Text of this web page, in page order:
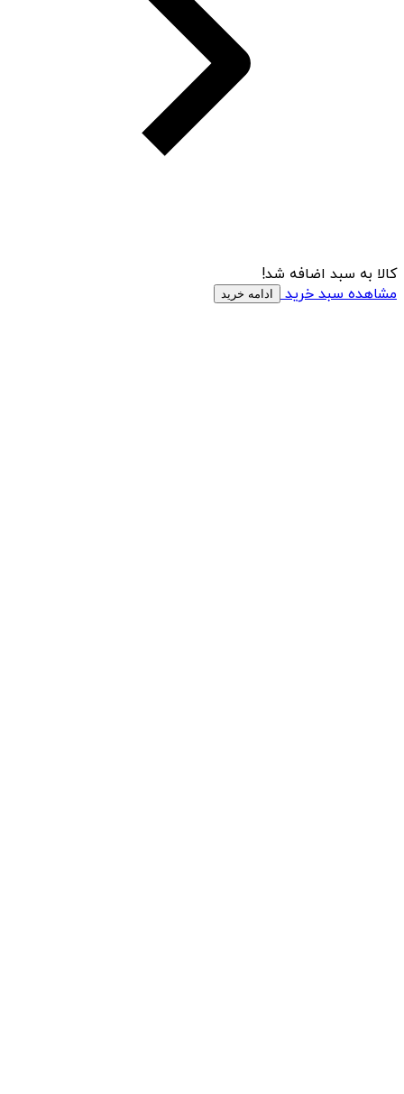
کالا به سبد اضافه شد!
مشاهده سبد خرید
ادامه خرید